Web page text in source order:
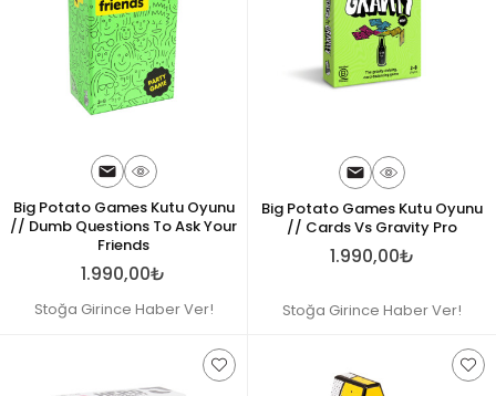
Big Potato Games Kutu Oyunu
// Dumb Questions To Ask Your
Friends
1.990,00₺
Stoğa Girince Haber Ver!
Big Potato Games Kutu Oyunu
// Cards Vs Gravity Pro
1.990,00₺
Stoğa Girince Haber Ver!